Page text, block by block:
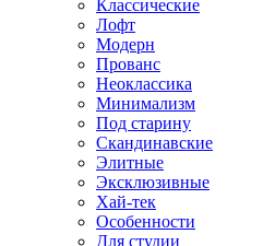
Классические
Лофт
Модерн
Прованс
Неоклассика
Минимализм
Под старину
Скандинавские
Элитные
Эксклюзивные
Хай-тек
Особенности
Для студии